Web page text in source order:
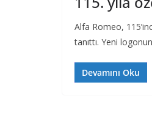
Alfa Romeo,
tanıttı. Yeni
Devamını Oku